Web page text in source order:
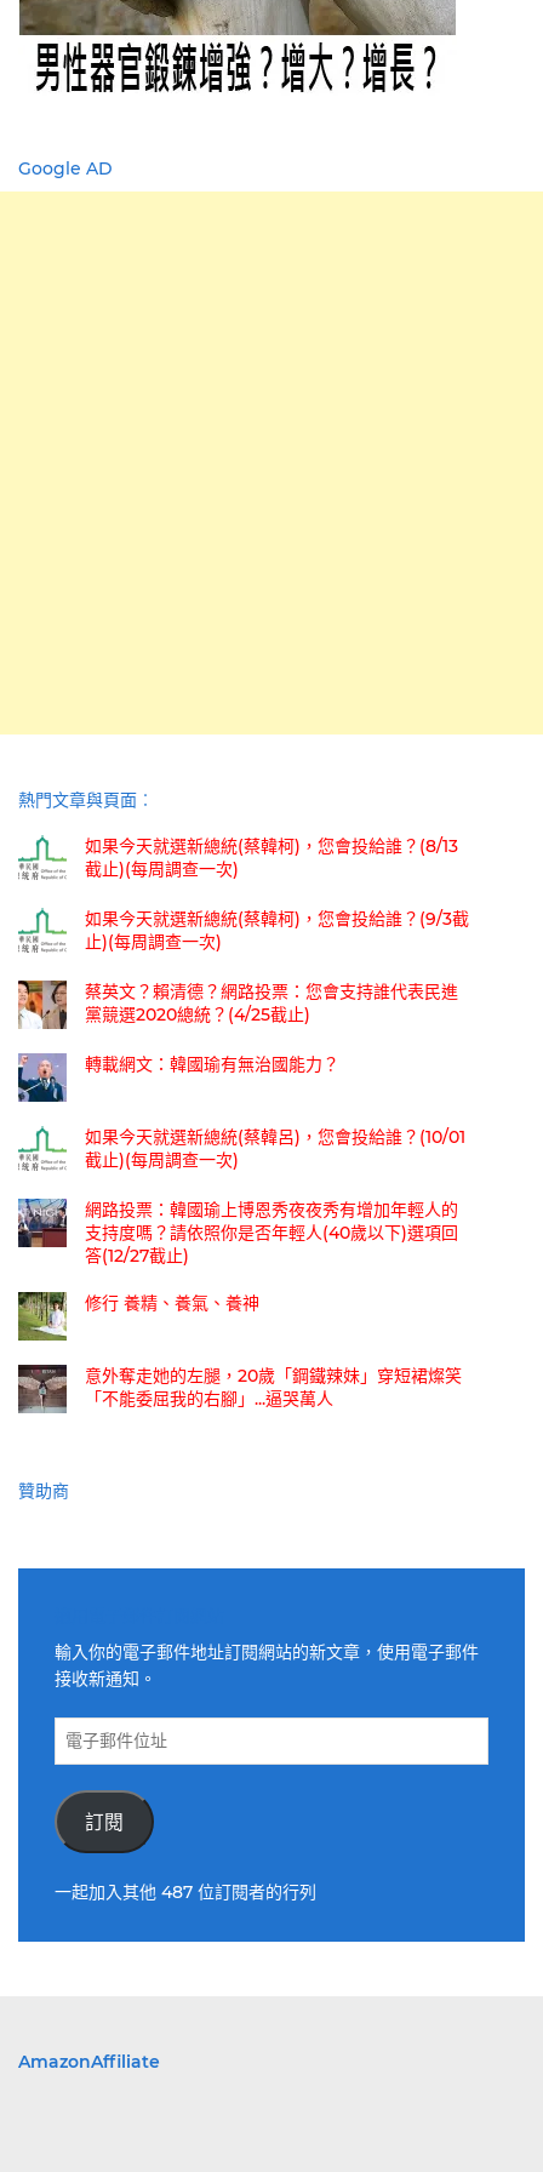
Google AD
熱門文章與頁面︰
如果今天就選新總統(蔡韓柯)，您會投給誰？(8/13
截止)(每周調查一次)
如果今天就選新總統(蔡韓柯)，您會投給誰？(9/3截
止)(每周調查一次)
蔡英文？賴清德？網路投票：您會支持誰代表民進
黨競選2020總統？(4/25截止)
轉載網文：韓國瑜有無治國能力？
如果今天就選新總統(蔡韓呂)，您會投給誰？(10/01
截止)(每周調查一次)
網路投票：韓國瑜上博恩秀夜夜秀有增加年輕人的
支持度嗎？請依照你是否年輕人(40歲以下)選項回
答(12/27截止)
修行 養精、養氣、養神
意外奪走她的左腿，20歲「鋼鐵辣妹」穿短裙燦笑
「不能委屈我的右腳」...逼哭萬人
贊助商
輸入你的電子郵件地址訂閱網站的新文章，使用電子郵件
接收新通知。
電
件
位
訂閱
一起加入其他 487 位訂閱者的行列
AmazonAffiliate